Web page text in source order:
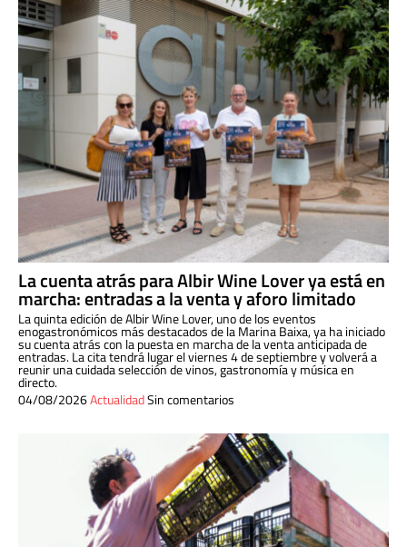
La cuenta atrás para Albir Wine Lover ya está en
marcha: entradas a la venta y aforo limitado
La quinta edición de Albir Wine Lover, uno de los eventos
enogastronómicos más destacados de la Marina Baixa, ya ha iniciado
su cuenta atrás con la puesta en marcha de la venta anticipada de
entradas. La cita tendrá lugar el viernes 4 de septiembre y volverá a
reunir una cuidada selección de vinos, gastronomía y música en
directo.
04/08/2026ActualidadSin comentarios